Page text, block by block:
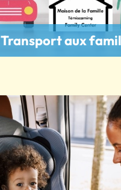
Transport aux